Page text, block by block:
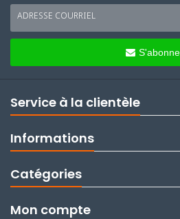
ADRESSE COURRIEL
Service à la clientèle
Informations
Catégories
Mon compte